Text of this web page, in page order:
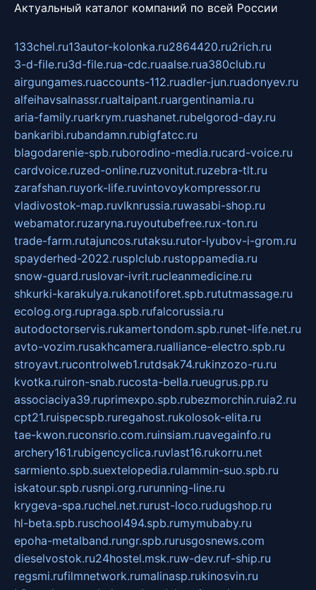
Актуальный каталог компаний по всей России
133chel.ru13autor-kolonka.ru2864420.ru2rich.ru
3-d-file.ru3d-file.rua-cdc.ruaalse.rua380club.ru
airgungames.ruaccounts-112.ruadler-jun.ruadonyev.ru
alfeihavsalnassr.rualtaipant.ruargentinamia.ru
aria-family.ruarkrym.ruashanet.rubelgorod-day.ru
bankaribi.rubandamn.rubigfatcc.ru
blagodarenie-spb.ruborodino-media.rucard-voice.ru
cardvoice.ruzed-online.ruzvonitut.ruzebra-tlt.ru
zarafshan.ruyork-life.ruvintovoykompressor.ru
vladivostok-map.ruvlknrussia.ruwasabi-shop.ru
webamator.ruzaryna.ruyoutubefree.rux-ton.ru
trade-farm.rutajuncos.rutaksu.rutor-lyubov-i-grom.ru
spayderhed-2022.rusplclub.rustoppamedia.ru
snow-guard.ruslovar-ivrit.rucleanmedicine.ru
shkurki-karakulya.rukanotiforet.spb.rututmassage.ru
ecolog.org.rupraga.spb.rufalcorussia.ru
autodoctorservis.rukamertondom.spb.runet-life.net.ru
avto-vozim.rusakhcamera.rualliance-electro.spb.ru
stroyavt.rucontrolweb1.rutdsak74.rukinzozo-ru.ru
kvotka.ruiron-snab.rucosta-bella.rueugrus.pp.ru
associaciya39.ruprimexpo.spb.rubezmorchin.ruia2.ru
cpt21.ruispecspb.ruregahost.rukolosok-elita.ru
tae-kwon.ruconsrio.com.ruinsiam.ruavegainfo.ru
archery161.rubigencyclica.ruvlast16.rukorru.net
sarmiento.spb.suextelopedia.rulammin-suo.spb.ru
iskatour.spb.rusnpi.org.rurunning-line.ru
krygeva-spa.ruchel.net.rurust-loco.rudugshop.ru
hl-beta.spb.ruschool494.spb.rumymubaby.ru
epoha-metalband.rungr.spb.rurusgosnews.com
dieselvostok.ru24hostel.msk.ruw-dev.ruf-ship.ru
regsmi.rufilmnetwork.rumalinasp.rukinosvin.ru